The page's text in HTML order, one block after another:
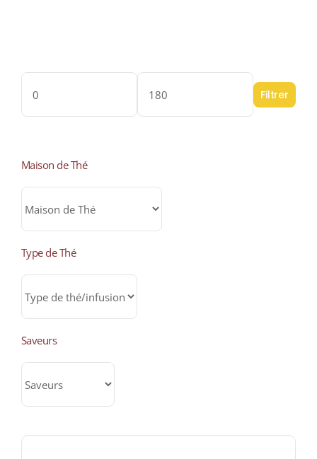
Prix
min
Prix
max
Filtrer
Maison de Thé
Type de Thé
Saveurs